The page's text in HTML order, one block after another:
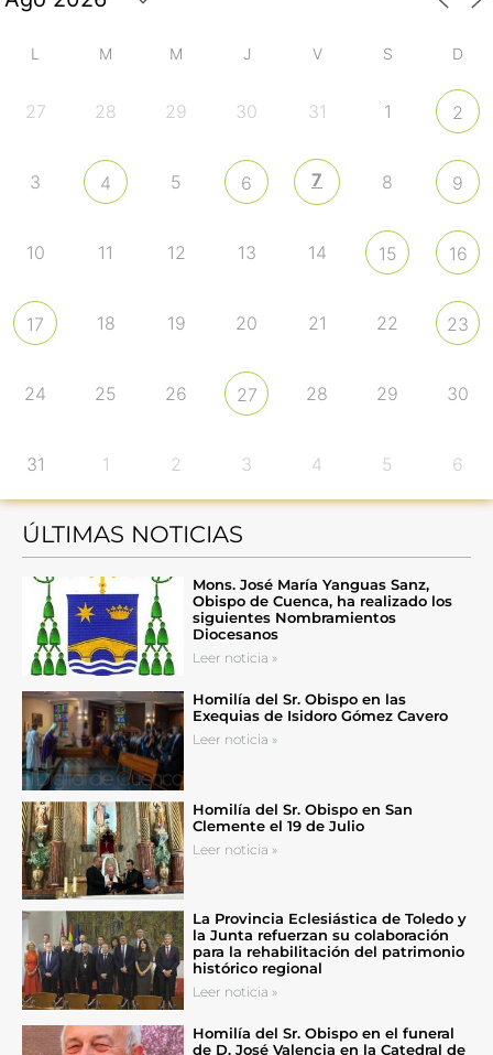
L M M J V S D
27 28 29 30 31 1 2
3 4 5 6 7 8 9
10 11 12 13 14 15 16
17 18 19 20 21 22 23
24 25 26 27 28 29 30
31 1 2 3 4 5 6
ÚLTIMAS NOTICIAS
Mons. José María Yanguas Sanz,
Obispo de Cuenca, ha realizado los
siguientes Nombramientos
Diocesanos
Leer noticia »
Homilía del Sr. Obispo en las
Exequias de Isidoro Gómez Cavero
Leer noticia »
Homilía del Sr. Obispo en San
Clemente el 19 de Julio
Leer noticia »
La Provincia Eclesiástica de Toledo y
la Junta refuerzan su colaboración
para la rehabilitación del patrimonio
histórico regional
Leer noticia »
Homilía del Sr. Obispo en el funeral
de D. José Valencia en la Catedral de